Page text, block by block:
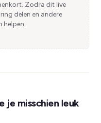
Zodra dit live
delen en andere
helpen.
je misschien leuk